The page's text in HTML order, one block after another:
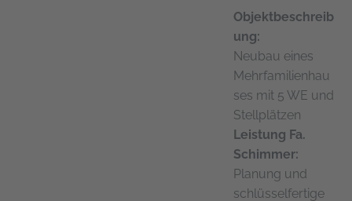
Objektbeschreib
ung:
Neubau eines
Mehrfamilienhau
ses mit 5 WE und
Stellplätzen
Leistung Fa.
Schimmer:
Planung und
schlüsselfertige